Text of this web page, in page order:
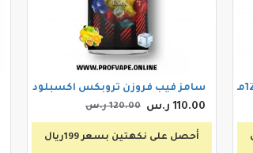
سامز فيب فروزن تروبكس اكسبلود 120مل 3ملجم
110.00 ر.س 120.00 ر.س
أحصل على نكهتين بسعر 199ريال